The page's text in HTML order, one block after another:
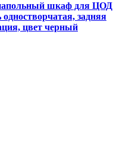
шкаф для ЦОД
задняя
цвет черный